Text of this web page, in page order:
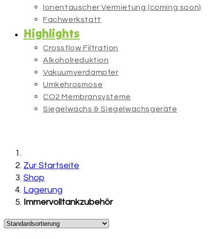
Ionentauscher Vermietung (coming soon)
Fachwerkstatt
Highlights
Crossflow Filtration
Alkoholreduktion
Vakuumverdampfer
Umkehrosmose
CO2 Membransysteme
Siegelwachs & Siegelwachsgeräte
Zur Startseite
Shop
Lagerung
Immervolltankzubehör